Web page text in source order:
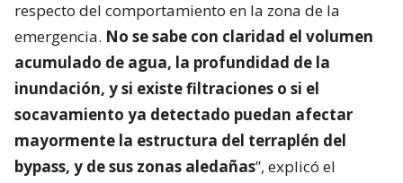
respecto del comportamiento en la zona de la
emergencia. No se sabe con claridad el volumen
acumulado de agua, la profundidad de la
inundación, y si existe filtraciones o si el
socavamiento ya detectado puedan afectar
mayormente la estructura del terraplén del
bypass, y de sus zonas aledañas”, explicó el